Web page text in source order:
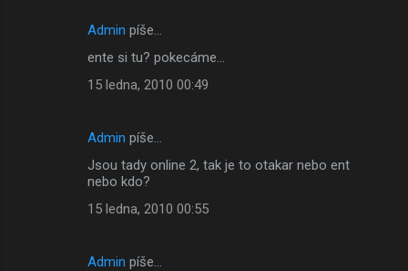
Admin píše…
ente si tu? pokecáme...
15 ledna, 2010 00:49
Admin píše…
Jsou tady online 2, tak je to otakar nebo ent
nebo kdo?
15 ledna, 2010 00:55
Admin píše…